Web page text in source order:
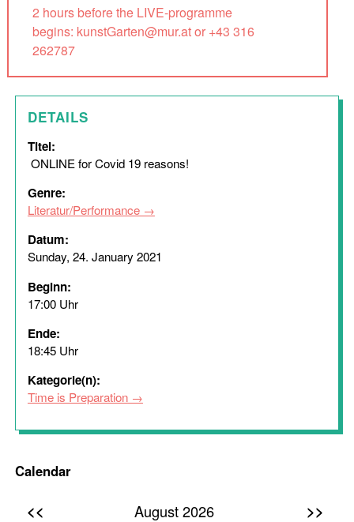
2 hours before the LIVE-programme
begins: kunstGarten@mur.at or +43 316
262787
DETAILS
Titel:
ONLINE for Covid 19 reasons!
Genre:
Literatur/Performance
Datum:
Sunday, 24. January 2021
Beginn:
17:00 Uhr
Ende:
18:45 Uhr
Kategorie(n):
Time is Preparation
Calendar
<< August 2026 >>